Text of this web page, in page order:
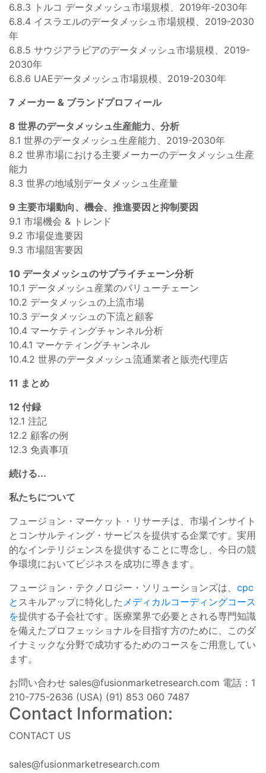
6.8.3 トルコ データメッシュ市場規模、2019年-2030年
6.8.4 イスラエルのデータメッシュ市場規模、2019-2030
年
6.8.5 サウジアラビアのデータメッシュ市場規模、2019-
2030年
6.8.6 UAEデータメッシュ市場規模、2019-2030年
7 メーカー & ブランドプロフィール
8 世界のデータメッシュ生産能力、分析
8.1 世界のデータメッシュ生産能力、2019-2030年
8.2 世界市場における主要メーカーのデータメッシュ生産
能力
8.3 世界の地域別データメッシュ生産量
9 主要市場動向、機会、推進要因と抑制要因
9.1 市場機会 & トレンド
9.2 市場促進要因
9.3 市場阻害要因
10 データメッシュのサプライチェーン分析
10.1 データメッシュ産業のバリューチェーン
10.2 データメッシュの上流市場
10.3 データメッシュの下流と顧客
10.4 マーケティングチャンネル分析
10.4.1 マーケティングチャンネル
10.4.2 世界のデータメッシュ流通業者と販売代理店
11 まとめ
12 付録
12.1 注記
12.2 顧客の例
12.3 免責事項
続ける...
私たちについて
フュージョン・マーケット・リサーチは、市場インサイト
とコンサルティング・サービスを提供する企業です。実用
的なインテリジェンスを提供することに専念し、今日の競
争環境においてビジネスを成功に導きます。
フュージョン・テクノロジー・ソリューションズは、 cpc
と スキルアップに特化した メディカルコーディングコース
を提供する子会社です。医療業界で必要とされる専門知識
を備えたプロフェッショナルを目指す方のために、このダ
イナミックな分野で成功するためのコースをご用意してい
ます。
お問い合わせ sales@fusionmarketresearch.com 電話：1
210-775-2636 (USA) (91) 853 060 7487
Contact Information:
CONTACT US
sales@fusionmarketresearch.com